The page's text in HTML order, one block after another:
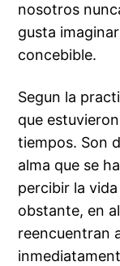
nosotros
gusta
concebible.
Segun la
que
tiempos. Son
alma que se
percibir la
obstante, en
reencuentran